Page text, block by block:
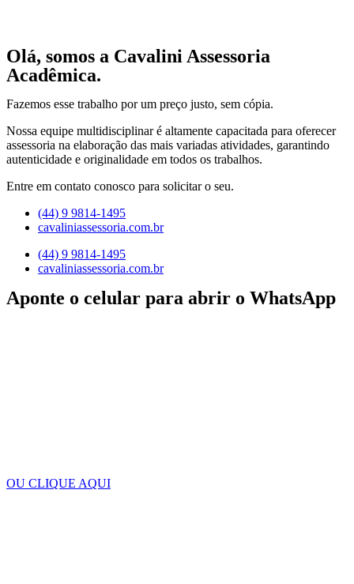
Olá, somos a Cavalini Assessoria
Acadêmica.
Fazemos esse trabalho por um preço justo, sem cópia.
Nossa equipe multidisciplinar é altamente capacitada para oferecer
assessoria na elaboração das mais variadas atividades, garantindo
autenticidade e originalidade em todos os trabalhos.
Entre em contato conosco para solicitar o seu.
(44) 9 9814-1495
cavaliniassessoria.com.br
(44) 9 9814-1495
cavaliniassessoria.com.br
Aponte o celular para abrir o WhatsApp
OU CLIQUE AQUI